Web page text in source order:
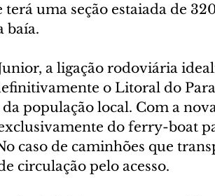
terá uma seção estaiada de
baía.
a ligação rodoviária
o Litoral do
população local. Com a
do ferry-boat
caso de caminhões que
circulação pelo acesso.